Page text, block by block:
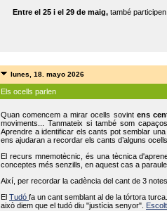
Entre el 25 i el 29 de maig, també
lunes, 18. mayo 2026
Els ocells parlen
Quan comencem a mirar ocells sovint ens
moviments... Tanmateix si també som
Aprendre a identificar els cants pot semblar
ens ajudaran a recordar els cants d’alguns
El recurs mnemotècnic, és una tècnica
conceptes més senzills, en aquest cas a
Així, per recordar la cadència del cant de 3
ElTudófa un cant semblant al de la tórtora
això diem que el tudó diu "justícia senyor".